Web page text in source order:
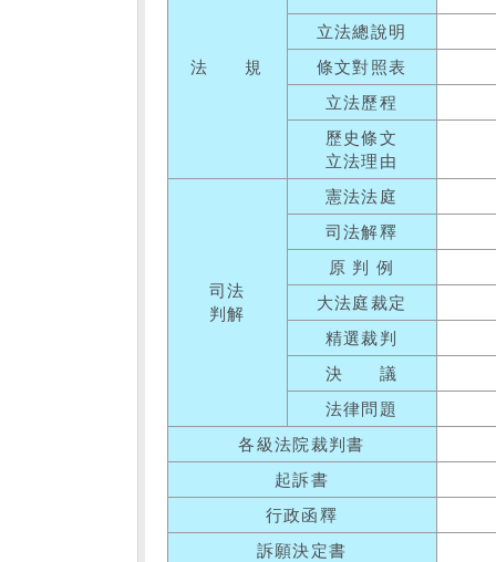
法 規
立法總說明
條文對照表
立法歷程
歷史條文
立法理由
司法
判解
憲法法庭
司法解釋
原 判 例
大法庭裁定
精選裁判
決 議
法律問題
各級法院裁判書
起訴書
行政函釋
訴願決定書